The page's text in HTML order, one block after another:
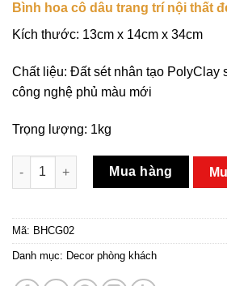
Bình hoa cô dâu trang trí nội thất
Kích thước: 13cm x 14cm x 34cm
Chất liệu: Đất sét nhân tạo PolyClay
công nghệ phủ màu mới
Trọng lượng: 1kg
Bình hoa cô dâu trang trí nội thất đẹp
Mua hàng
Mã: BHCG02
Danh mục: Decor phòng khách